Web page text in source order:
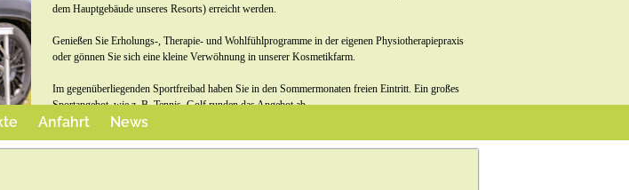
dem Hauptgebäude unseres Resorts) erreicht werden.
Genießen Sie Erholungs-, Therapie- und Wohlfühlprogramme in der eigenen Physiotherapiepraxis
oder gönnen Sie sich eine kleine Verwöhnung in unserer Kosmetikfarm.
Im gegenüberliegenden Sportfreibad haben Sie in den Sommermonaten freien Eintritt. Ein großes
Sportangebot, wie z. B. Tennis, Golf runden das Angebot ab.
Anfahrt News